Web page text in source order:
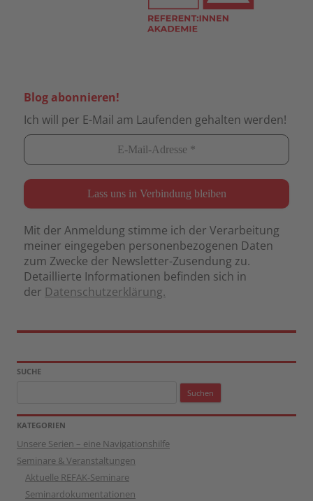
Blog abonnieren!
Ich will per E-Mail am Laufenden gehalten werden!
Mit der Anmeldung stimme ich der Verarbeitung
meiner eingegeben personenbezogenen Daten
zum Zwecke der Newsletter-Zusendung zu.
Detaillierte Informationen befinden sich in
der Datenschutzerklärung.
SUCHE
KATEGORIEN
Unsere Serien – eine Navigationshilfe
Seminare & Veranstaltungen
Aktuelle REFAK-Seminare
Seminardokumentationen